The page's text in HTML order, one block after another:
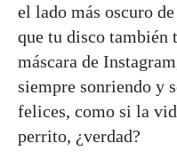
el lado más oscuro
que tu disco también
máscara de
siempre sonriendo y
felices, como si la
perrito, ¿verdad?